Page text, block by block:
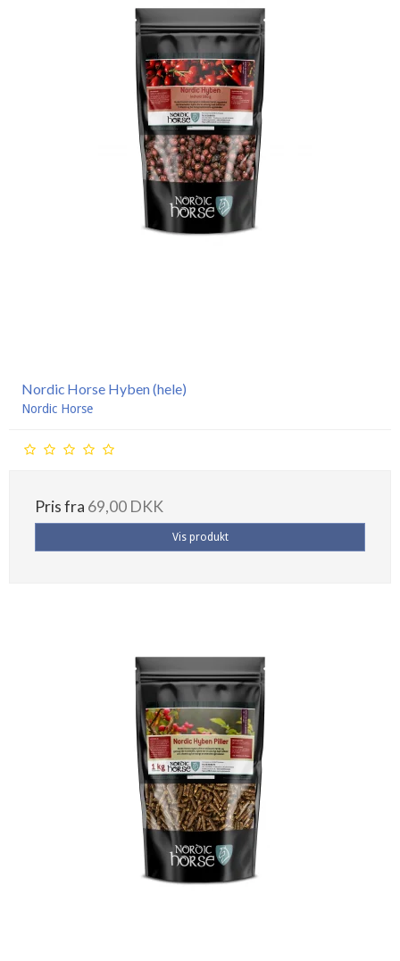
Nordic Horse Hyben (hele)
Nordic Horse
Pris fra 69,00 DKK
Vis produkt